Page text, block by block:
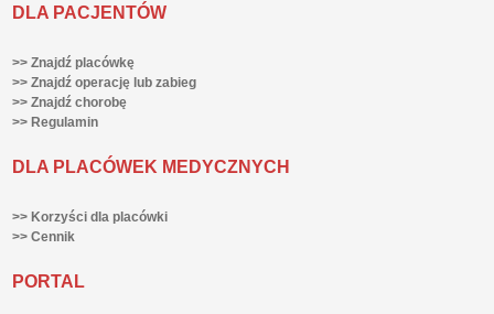
DLA PACJENTÓW
>> Znajdź placówkę
>> Znajdź operację lub zabieg
>> Znajdź chorobę
>> Regulamin
DLA PLACÓWEK MEDYCZNYCH
>> Korzyści dla placówki
>> Cennik
PORTAL